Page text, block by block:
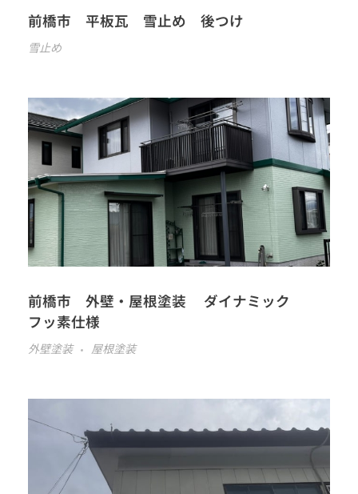
前橋市 平板瓦 雪止め 後つけ
雪止め
前橋市 外壁・屋根塗装 ダイナミック
フッ素仕様
外壁塗装 屋根塗装